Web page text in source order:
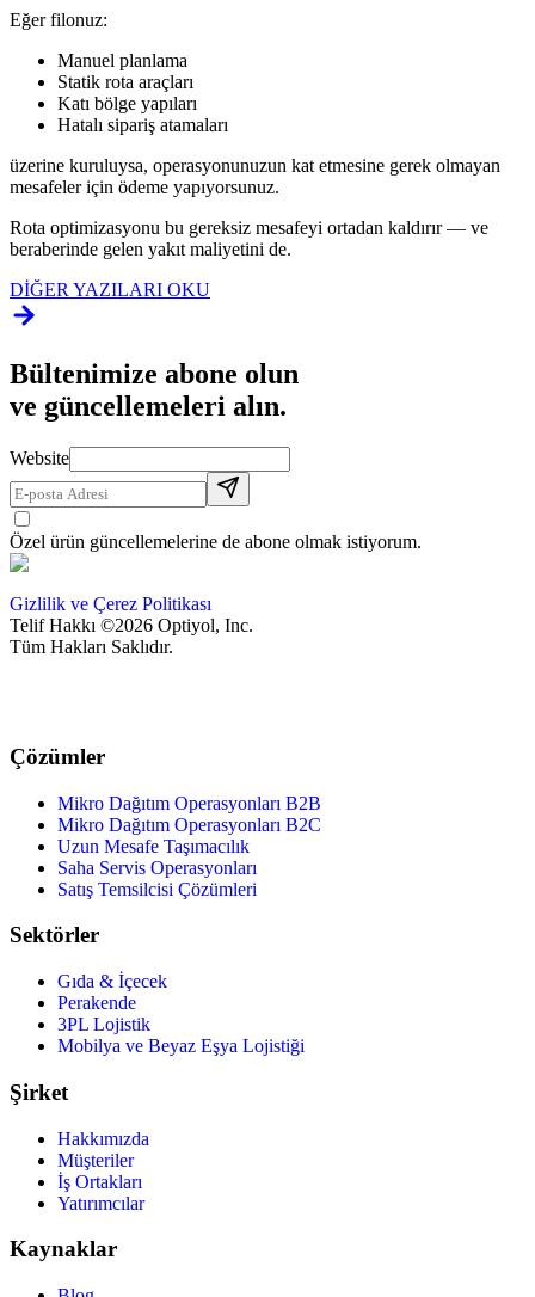
Eğer filonuz:
Manuel planlama
Statik rota araçları
Katı bölge yapıları
Hatalı sipariş atamaları
üzerine kuruluysa, operasyonunuzun kat etmesine gerek olmayan
mesafeler için ödeme yapıyorsunuz.
Rota optimizasyonu bu gereksiz mesafeyi ortadan kaldırır — ve
beraberinde gelen yakıt maliyetini de.
DİĞER YAZILARI OKU
Bültenimize abone olun
ve güncellemeleri alın.
Website
Özel ürün güncellemelerine de abone olmak istiyorum.
Gizlilik ve Çerez Politikası
Telif Hakkı ©2026 Optiyol, Inc.
Tüm Hakları Saklıdır.
Çözümler
Mikro Dağıtım Operasyonları B2B
Mikro Dağıtım Operasyonları B2C
Uzun Mesafe Taşımacılık
Saha Servis Operasyonları
Satış Temsilcisi Çözümleri
Sektörler
Gıda & İçecek
Perakende
3PL Lojistik
Mobilya ve Beyaz Eşya Lojistiği
Şirket
Hakkımızda
Müşteriler
İş Ortakları
Yatırımcılar
Kaynaklar